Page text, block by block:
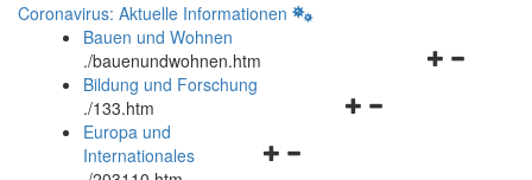
Coronavirus: Aktuelle Informationen
Bauen und Wohnen
./bauenundwohnen.htm
Navigationsmenü
Bildung und Forschung
./133.htm
Navigationsmenü
Europa und
Internationales